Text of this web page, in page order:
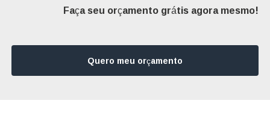
Faça seu orçamento grátis agora mesmo!
Quero meu orçamento